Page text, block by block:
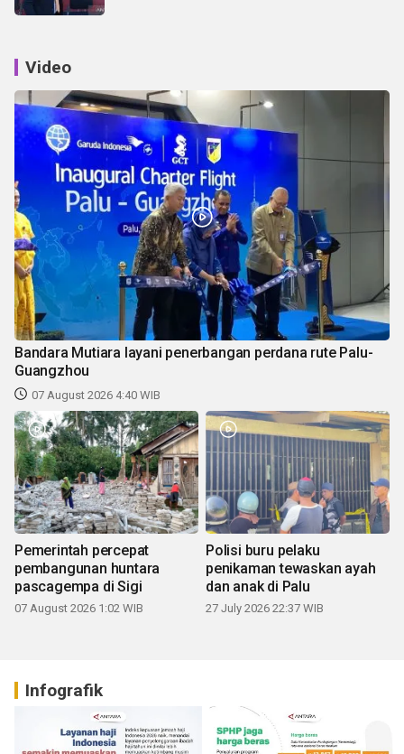
Video
Bandara Mutiara layani penerbangan perdana rute Palu-
Guangzhou
07 August 2026 4:40 WIB
Pemerintah percepat
pembangunan huntara
pascagempa di Sigi
07 August 2026 1:02 WIB
Polisi buru pelaku
penikaman tewaskan ayah
dan anak di Palu
27 July 2026 22:37 WIB
Infografik